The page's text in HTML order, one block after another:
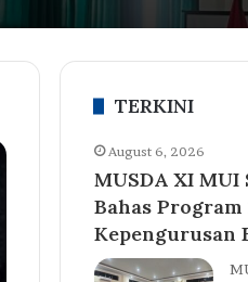
TERKINI
August 6, 2026
MUSDA XI MUI
Bahas Program
Kepengurusan